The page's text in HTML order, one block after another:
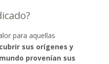
para aquellas
sus orígenes y
provenían sus